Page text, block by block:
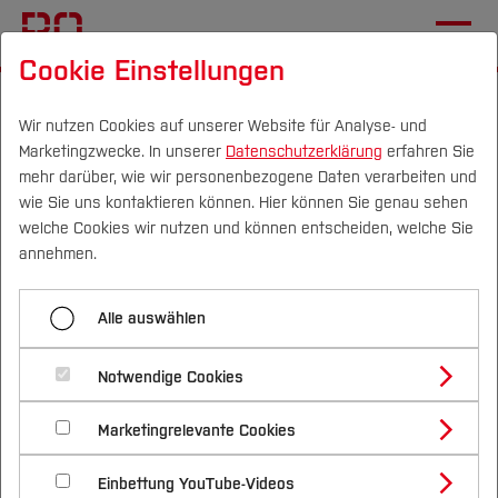
Campus Personen DE|EN Quicklinks
Studium
Studienangebote
Bachelorstudiengänge
Masterstudiengänge
Vor dem Studium
Bewerben & Einschreiben
Bewerbungsportal
Im Studium
Studienbüros und Prüfungen
Nach dem Studium
Forschung & Transfer
Profil
Forschungs- und Transferprofil
Schwerpunkte (FuT)
Beratung & Förderung
Nachhaltigkeit
Nachhaltigkeit studieren
International
Studentische Projekte
Menü aufklappen
BIOMEILER
BOase
BObby E-Scooter
Cargo Pedelec Projekt
Aktuell
02.07.2024
1. Kohlekongress
Cookie Einstellungen
Wir nutzen Cookies auf unserer Website für Analyse- und
Marketingzwecke. In unserer Datenschutzerklärung erfahren Sie
mehr darüber, wie wir personenbezogene Daten verarbeiten und
wie Sie uns kontaktieren können. Hier können Sie genau sehen
welche Cookies wir nutzen und können entscheiden, welche Sie
annehmen.
Alle auswählen
Notwendige Cookies
Marketingrelevante Cookies
Einbettung YouTube-Videos